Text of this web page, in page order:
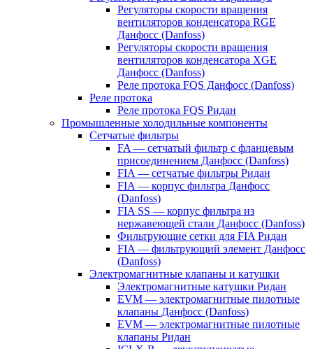
Регуляторы скорости вращения
вентиляторов конденсатора RGE
Данфосс (Danfoss)
Регуляторы скорости вращения
вентиляторов конденсатора XGE
Данфосс (Danfoss)
Реле протока FQS Данфосс (Danfoss)
Реле протока
Реле протока FQS Ридан
Промышленные холодильные компоненты
Сетчатые фильтры
FA — сетчатый фильтр с фланцевым
присоединением Данфосс (Danfoss)
FIA — сетчатые фильтры Ридан
FIA — корпус фильтра Данфосс
(Danfoss)
FIA SS — корпус фильтра из
нержавеющей стали Данфосс (Danfoss)
Фильтрующие сетки для FIA Ридан
FIA — фильтрующий элемент Данфосс
(Danfoss)
Электромагнитные клапаны и катушки
Электромагнитные катушки Ридан
EVM — электромагнитные пилотные
клапаны Данфосс (Danfoss)
EVM — электромагнитные пилотные
клапаны Ридан